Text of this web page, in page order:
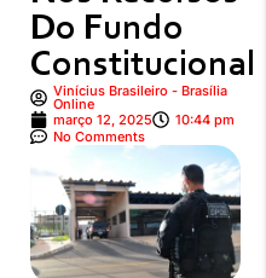
Do Fundo
Constitucional
Vinícius Brasileiro - Brasília
Online
março 12, 2025
10:44 pm
No Comments